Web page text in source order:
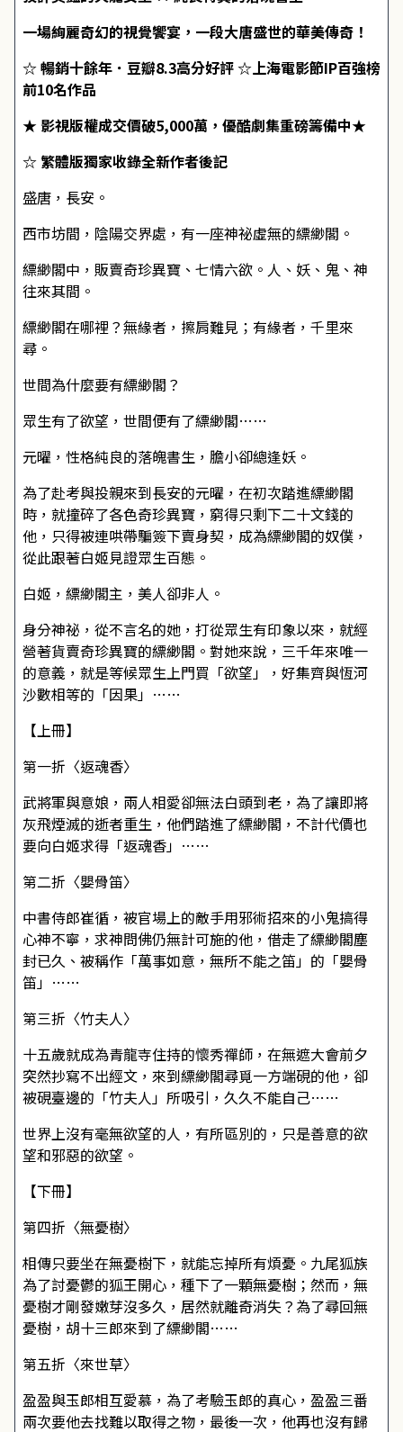
一場絢麗奇幻的視覺饗宴，一段大唐盛世的華美傳奇！
☆ 暢銷十餘年．豆瓣8.3高分好評 ☆上海電影節IP百強榜
前10名作品
★ 影視版權成交價破5,000萬，優酷劇集重磅籌備中★
☆ 繁體版獨家收錄全新作者後記
盛唐，長安。
西市坊間，陰陽交界處，有一座神祕虛無的縹緲閣。
縹緲閣中，販賣奇珍異寶、七情六欲。人、妖、鬼、神
往來其間。
縹緲閣在哪裡？無緣者，擦肩難見；有緣者，千里來
尋。
世間為什麼要有縹緲閣？
眾生有了欲望，世間便有了縹緲閣……
元曜，性格純良的落魄書生，膽小卻總逢妖。
為了赴考與投親來到長安的元曜，在初次踏進縹緲閣
時，就撞碎了各色奇珍異寶，窮得只剩下二十文錢的
他，只得被連哄帶騙簽下賣身契，成為縹緲閣的奴僕，
從此跟著白姬見證眾生百態。
白姬，縹緲閣主，美人卻非人。
身分神祕，從不言名的她，打從眾生有印象以來，就經
營著貨賣奇珍異寶的縹緲閣。對她來說，三千年來唯一
的意義，就是等候眾生上門買「欲望」，好集齊與恆河
沙數相等的「因果」……
【上冊】
第一折〈返魂香〉
武將軍與意娘，兩人相愛卻無法白頭到老，為了讓即將
灰飛煙滅的逝者重生，他們踏進了縹緲閣，不計代價也
要向白姬求得「返魂香」……
第二折〈嬰骨笛〉
中書侍郎崔循，被官場上的敵手用邪術招來的小鬼搞得
心神不寧，求神問佛仍無計可施的他，借走了縹緲閣塵
封已久、被稱作「萬事如意，無所不能之笛」的「嬰骨
笛」……
第三折〈竹夫人〉
十五歲就成為青龍寺住持的懷秀禪師，在無遮大會前夕
突然抄寫不出經文，來到縹緲閣尋覓一方端硯的他，卻
被硯臺邊的「竹夫人」所吸引，久久不能自己……
世界上沒有毫無欲望的人，有所區別的，只是善意的欲
望和邪惡的欲望。
【下冊】
第四折〈無憂樹〉
相傳只要坐在無憂樹下，就能忘掉所有煩憂。九尾狐族
為了討憂鬱的狐王開心，種下了一顆無憂樹；然而，無
憂樹才剛發嫩芽沒多久，居然就離奇消失？為了尋回無
憂樹，胡十三郎來到了縹緲閣……
第五折〈來世草〉
盈盈與玉郎相互愛慕，為了考驗玉郎的真心，盈盈三番
兩次要他去找難以取得之物，最後一次，他再也沒有歸